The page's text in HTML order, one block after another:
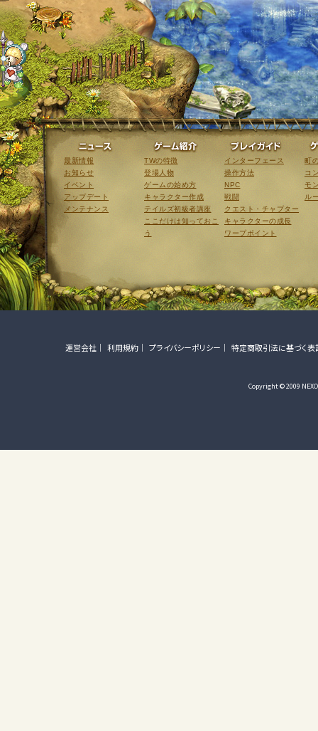
ニュース
最新情報
お知らせ
イベント
アップデート
メンテナンス
ゲーム紹介
TWの特徴
登場人物
ゲームの始め方
キャラクター作成
テイルズ初級者講座
ここだけは知っておこ
う
インターフェース
操作方法
NPC
戦闘
クエスト・チャプター
キャラクターの成長
ワープポイント
町
コ
モ
ル
運営会社 利用規約 プライバシーポリシー 特定商取引法に基づく表
Copyright © 2009